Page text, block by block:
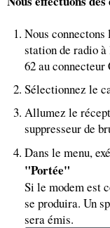
Nous
station de radio
62 au connecteur
Sélectionnez le
Allumez le
suppresseur de
Dans le menu,
"Portée"
Si le modem est
se produira. Un
sera émis.